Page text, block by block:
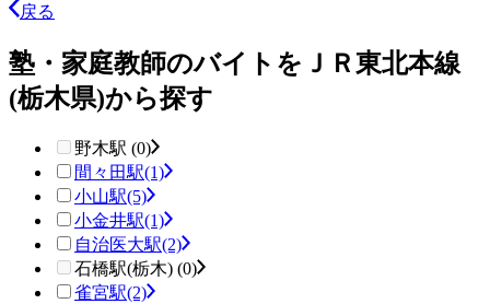
戻る
塾・家庭教師のバイトをＪＲ東北本線
(栃木県)から探す
野木駅 (0)
間々田駅(1)
小山駅(5)
小金井駅(1)
自治医大駅(2)
石橋駅(栃木) (0)
雀宮駅(2)